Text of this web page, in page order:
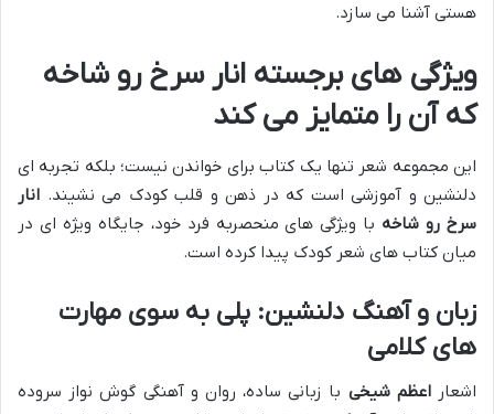
هستی آشنا می سازد.
ویژگی های برجسته انار سرخ رو شاخه
که آن را متمایز می کند
این مجموعه شعر تنها یک کتاب برای خواندن نیست؛ بلکه تجربه ای
دلنشین و آموزشی است که در ذهن و قلب کودک می نشیند. انار
سرخ رو شاخه با ویژگی های منحصربه فرد خود، جایگاه ویژه ای در
میان کتاب های شعر کودک پیدا کرده است.
زبان و آهنگ دلنشین: پلی به سوی مهارت
های کلامی
اشعاراعظم شیخی با زبانی ساده، روان و آهنگی گوش نواز سروده